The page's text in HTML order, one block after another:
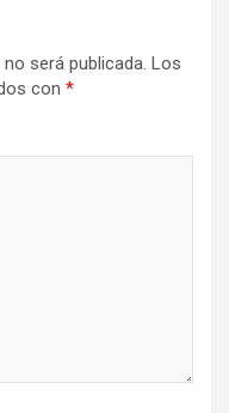
será publicada. Los
con *